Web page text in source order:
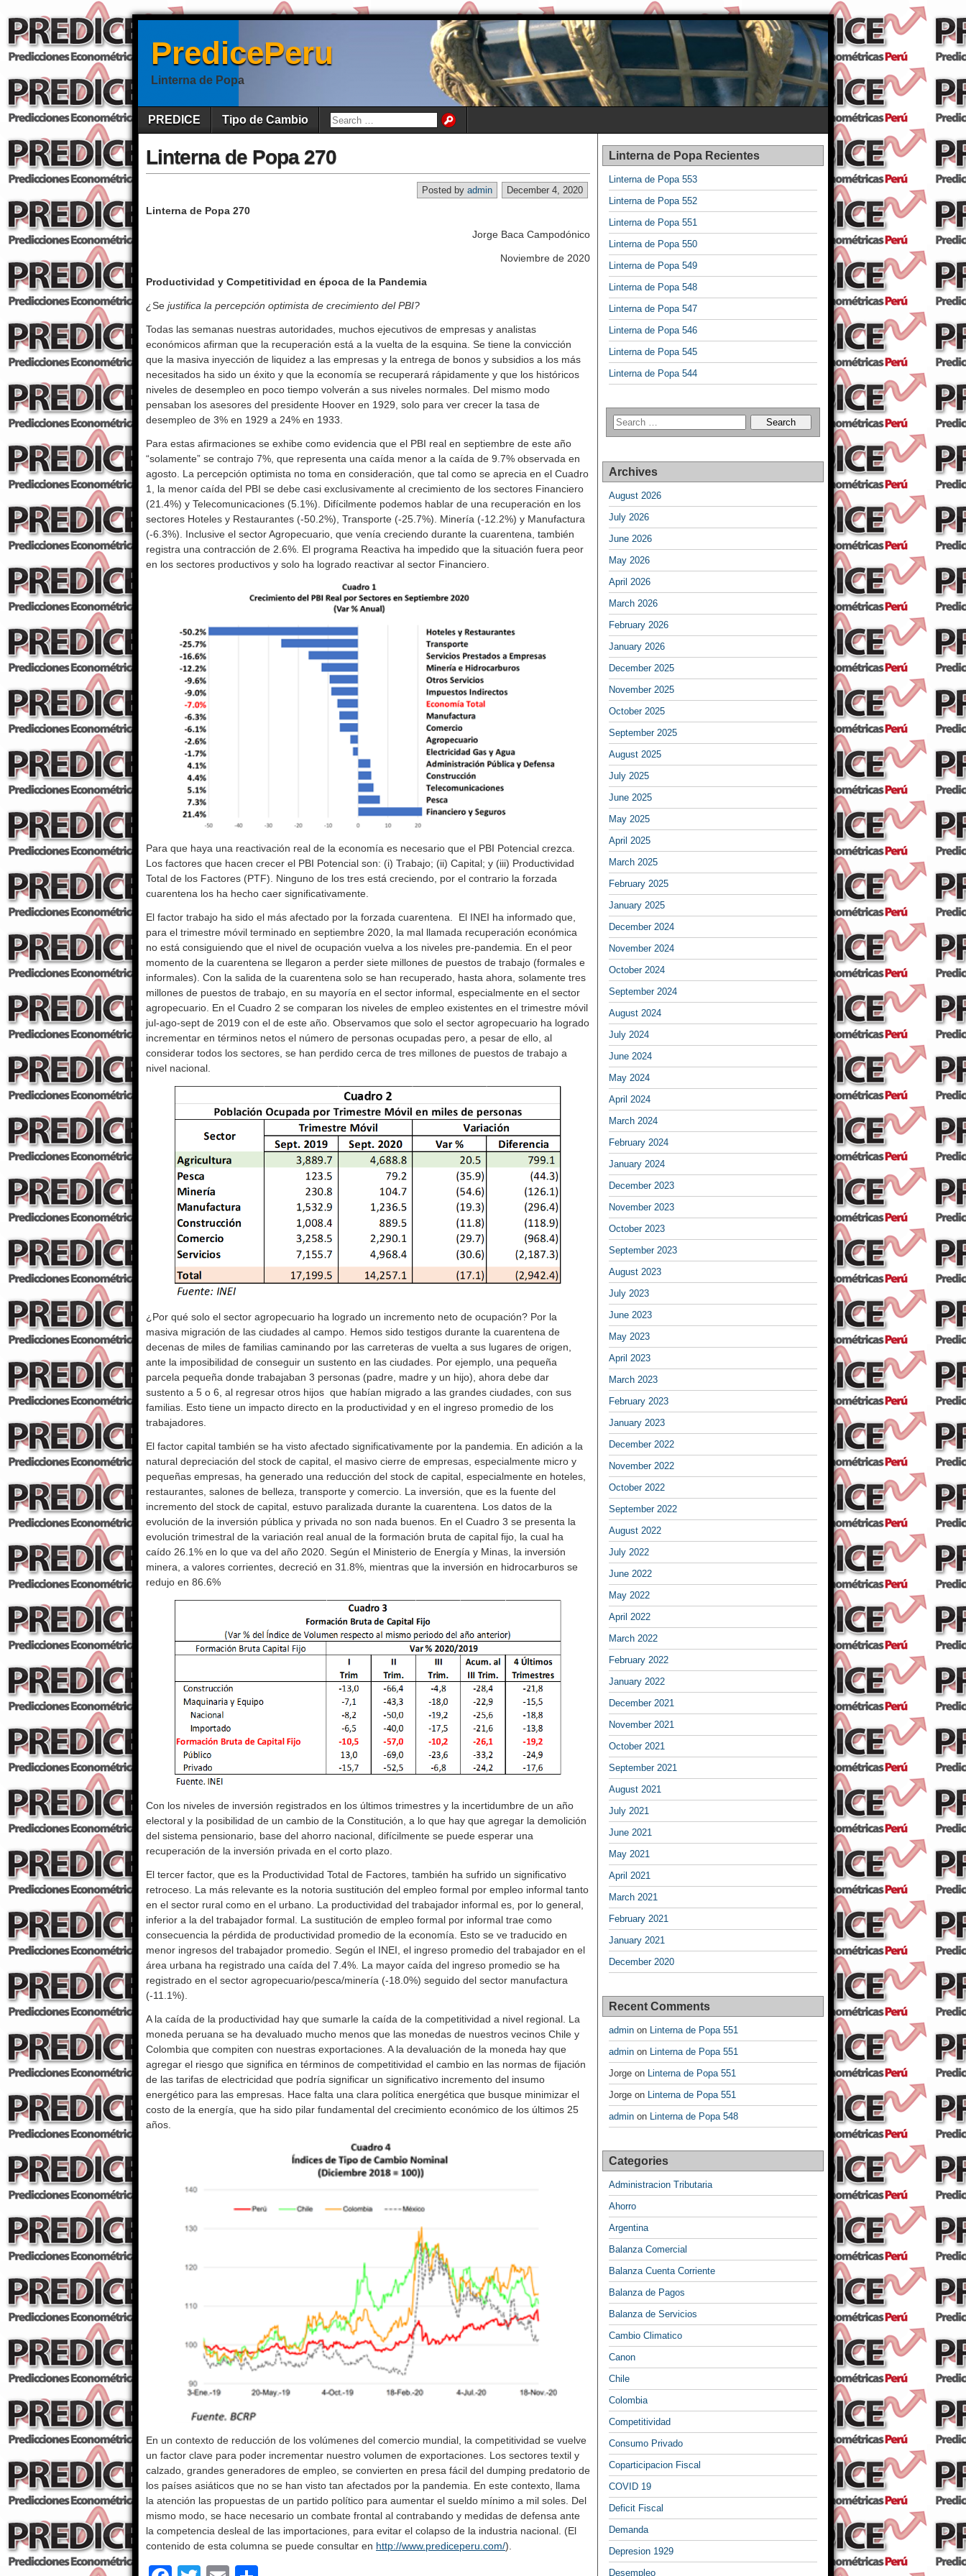
PredicePeru
Linterna de Popa
PREDICE Tipo de Cambio
Linterna de Popa 270
December 4, 2020
Posted by admin
Linterna de Popa 270
Jorge Baca Campodónico
Noviembre de 2020
Productividad y Competitividad en época de la Pandemia
¿Se justifica la percepción optimista de crecimiento del PBI?
Todas las semanas nuestras autoridades, muchos ejecutivos de empresas y analistas
económicos afirman que la recuperación está a la vuelta de la esquina. Se tiene la convicción
que la masiva inyección de liquidez a las empresas y la entrega de bonos y subsidios a los más
necesitados ha sido un éxito y que la economía se recuperará rápidamente y que los históricos
niveles de desempleo en poco tiempo volverán a sus niveles normales. Del mismo modo
pensaban los asesores del presidente Hoover en 1929, solo para ver crecer la tasa de
desempleo de 3% en 1929 a 24% en 1933.
Para estas afirmaciones se exhibe como evidencia que el PBI real en septiembre de este año
“solamente” se contrajo 7%, que representa una caída menor a la caída de 9.7% observada en
agosto. La percepción optimista no toma en consideración, que tal como se aprecia en el Cuadro
1, la menor caída del PBI se debe casi exclusivamente al crecimiento de los sectores Financiero
(21.4%) y Telecomunicaciones (5.1%). Difícilmente podemos hablar de una recuperación en los
sectores Hoteles y Restaurantes (-50.2%), Transporte (-25.7%). Minería (-12.2%) y Manufactura
(-6.3%). Inclusive el sector Agropecuario, que venía creciendo durante la cuarentena, también
registra una contracción de 2.6%. El programa Reactiva ha impedido que la situación fuera peor
en los sectores productivos y solo ha logrado reactivar al sector Financiero.
Para que haya una reactivación real de la economía es necesario que el PBI Potencial crezca.
Los factores que hacen crecer el PBI Potencial son: (i) Trabajo; (ii) Capital; y (iii) Productividad
Total de los Factores (PTF). Ninguno de los tres está creciendo, por el contrario la forzada
cuarentena los ha hecho caer significativamente.
El factor trabajo ha sido el más afectado por la forzada cuarentena. El INEI ha informado que,
para el trimestre móvil terminado en septiembre 2020, la mal llamada recuperación económica
no está consiguiendo que el nivel de ocupación vuelva a los niveles pre-pandemia. En el peor
momento de la cuarentena se llegaron a perder siete millones de puestos de trabajo (formales e
informales). Con la salida de la cuarentena solo se han recuperado, hasta ahora, solamente tres
millones de puestos de trabajo, en su mayoría en el sector informal, especialmente en el sector
agropecuario. En el Cuadro 2 se comparan los niveles de empleo existentes en el trimestre móvil
jul-ago-sept de 2019 con el de este año. Observamos que solo el sector agropecuario ha logrado
incrementar en términos netos el número de personas ocupadas pero, a pesar de ello, al
considerar todos los sectores, se han perdido cerca de tres millones de puestos de trabajo a
nivel nacional.
¿Por qué solo el sector agropecuario ha logrado un incremento neto de ocupación? Por la
masiva migración de las ciudades al campo. Hemos sido testigos durante la cuarentena de
decenas de miles de familias caminando por las carreteras de vuelta a sus lugares de origen,
ante la imposibilidad de conseguir un sustento en las ciudades. Por ejemplo, una pequeña
parcela pequeña donde trabajaban 3 personas (padre, madre y un hijo), ahora debe dar
sustento a 5 o 6, al regresar otros hijos que habían migrado a las grandes ciudades, con sus
familias. Esto tiene un impacto directo en la productividad y en el ingreso promedio de los
trabajadores.
El factor capital también se ha visto afectado significativamente por la pandemia. En adición a la
natural depreciación del stock de capital, el masivo cierre de empresas, especialmente micro y
pequeñas empresas, ha generado una reducción del stock de capital, especialmente en hoteles,
restaurantes, salones de belleza, transporte y comercio. La inversión, que es la fuente del
incremento del stock de capital, estuvo paralizada durante la cuarentena. Los datos de la
evolución de la inversión pública y privada no son nada buenos. En el Cuadro 3 se presenta la
evolución trimestral de la variación real anual de la formación bruta de capital fijo, la cual ha
caído 26.1% en lo que va del año 2020. Según el Ministerio de Energía y Minas, la inversión
minera, a valores corrientes, decreció en 31.8%, mientras que la inversión en hidrocarburos se
redujo en 86.6%
Con los niveles de inversión registrados en los últimos trimestres y la incertidumbre de un año
electoral y la posibilidad de un cambio de la Constitución, a lo que hay que agregar la demolición
del sistema pensionario, base del ahorro nacional, difícilmente se puede esperar una
recuperación de la inversión privada en el corto plazo.
El tercer factor, que es la Productividad Total de Factores, también ha sufrido un significativo
retroceso. La más relevante es la notoria sustitución del empleo formal por empleo informal tanto
en el sector rural como en el urbano. La productividad del trabajador informal es, por lo general,
inferior a la del trabajador formal. La sustitución de empleo formal por informal trae como
consecuencia la pérdida de productividad promedio de la economía. Esto se ve traducido en
menor ingresos del trabajador promedio. Según el INEI, el ingreso promedio del trabajador en el
área urbana ha registrado una caída del 7.4%. La mayor caída del ingreso promedio se ha
registrado en el sector agropecuario/pesca/minería (-18.0%) seguido del sector manufactura
(-11.1%).
A la caída de la productividad hay que sumarle la caída de la competitividad a nivel regional. La
moneda peruana se ha devaluado mucho menos que las monedas de nuestros vecinos Chile y
Colombia que compiten con nuestras exportaciones. A la devaluación de la moneda hay que
agregar el riesgo que significa en términos de competitividad el cambio en las normas de fijación
de las tarifas de electricidad que podría significar un significativo incremento del insumo
energético para las empresas. Hace falta una clara política energética que busque minimizar el
costo de la energía, que ha sido pilar fundamental del crecimiento económico de los últimos 25
años.
En un contexto de reducción de los volúmenes del comercio mundial, la competitividad se vuelve
un factor clave para poder incrementar nuestro volumen de exportaciones. Los sectores textil y
calzado, grandes generadores de empleo, se convierten en presa fácil del dumping predatorio de
los países asiáticos que no se han visto tan afectados por la pandemia. En este contexto, llama
la atención las propuestas de un partido político para aumentar el sueldo mínimo a mil soles. Del
mismo modo, se hace necesario un combate frontal al contrabando y medidas de defensa ante
la competencia desleal de las importaciones, para evitar el colapso de la industria nacional. (El
contenido de esta columna se puede consultar en http://www.prediceperu.com/).
Linterna de Popa Recientes
Linterna de Popa 553
Linterna de Popa 552
Linterna de Popa 551
Linterna de Popa 550
Linterna de Popa 549
Linterna de Popa 548
Linterna de Popa 547
Linterna de Popa 546
Linterna de Popa 545
Linterna de Popa 544
Archives
August 2026
July 2026
June 2026
May 2026
April 2026
March 2026
February 2026
January 2026
December 2025
November 2025
October 2025
September 2025
August 2025
July 2025
June 2025
May 2025
April 2025
March 2025
February 2025
January 2025
December 2024
November 2024
October 2024
September 2024
August 2024
July 2024
June 2024
May 2024
April 2024
March 2024
February 2024
January 2024
December 2023
November 2023
October 2023
September 2023
August 2023
July 2023
June 2023
May 2023
April 2023
March 2023
February 2023
January 2023
December 2022
November 2022
October 2022
September 2022
August 2022
July 2022
June 2022
May 2022
April 2022
March 2022
February 2022
January 2022
December 2021
November 2021
October 2021
September 2021
August 2021
July 2021
June 2021
May 2021
April 2021
March 2021
February 2021
January 2021
December 2020
Recent Comments
admin on Linterna de Popa 551
admin on Linterna de Popa 551
Jorge on Linterna de Popa 551
Jorge on Linterna de Popa 551
admin on Linterna de Popa 548
Categories
Administracion Tributaria
Ahorro
Argentina
Balanza Comercial
Balanza Cuenta Corriente
Balanza de Pagos
Balanza de Servicios
Cambio Climatico
Canon
Chile
Colombia
Competitividad
Consumo Privado
Coparticipacion Fiscal
COVID 19
Deficit Fiscal
Demanda
Depresion 1929
Desempleo